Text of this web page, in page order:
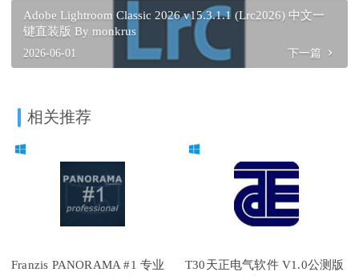
Adobe Lightroom Classic 2026 v15.3.1.1 (Lrc2026) 中文一
键直装版 By monkrus
2026-06-01 下一篇
相关推荐
Franzis PANORAMA #1 专业
T30天正电气软件 V1.0公测版